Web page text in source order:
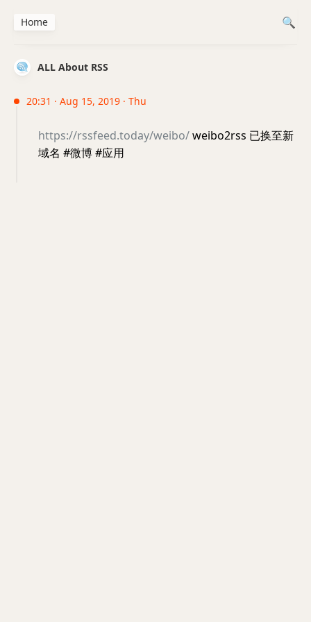
ALL About RSS
20:31 · Aug 15, 2019 · Thu
https://rssfeed.today/weibo/weibo2rss 已换至新
域名 #微博 #应用
Home